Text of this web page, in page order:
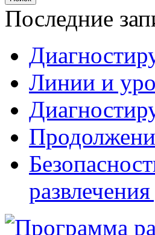
Последние
Линии и